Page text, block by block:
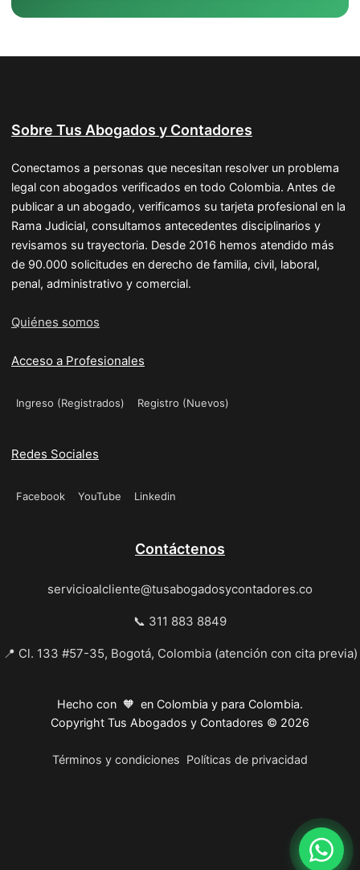
Sobre Tus Abogados y Contadores
Conectamos a personas que necesitan resolver un problema
legal con abogados verificados en todo Colombia. Antes de
publicar a un abogado, verificamos su tarjeta profesional en la
Rama Judicial, consultamos antecedentes disciplinarios y
revisamos su trayectoria. Desde 2016 hemos atendido más
de 90.000 solicitudes en derecho de familia, civil, laboral,
penal, administrativo y comercial.
Quiénes somos
Acceso a Profesionales
Ingreso (Registrados) Registro (Nuevos)
Redes Sociales
Facebook YouTube Linkedin
Contáctenos
servicioalcliente@tusabogadosycontadores.co
📞 311 883 8849
📍 Cl. 133 #57-35, Bogotá, Colombia (atención con cita previa)
Hecho con 🧡 en Colombia y para Colombia.
Copyright Tus Abogados y Contadores © 2026
Términos y condiciones Políticas de privacidad